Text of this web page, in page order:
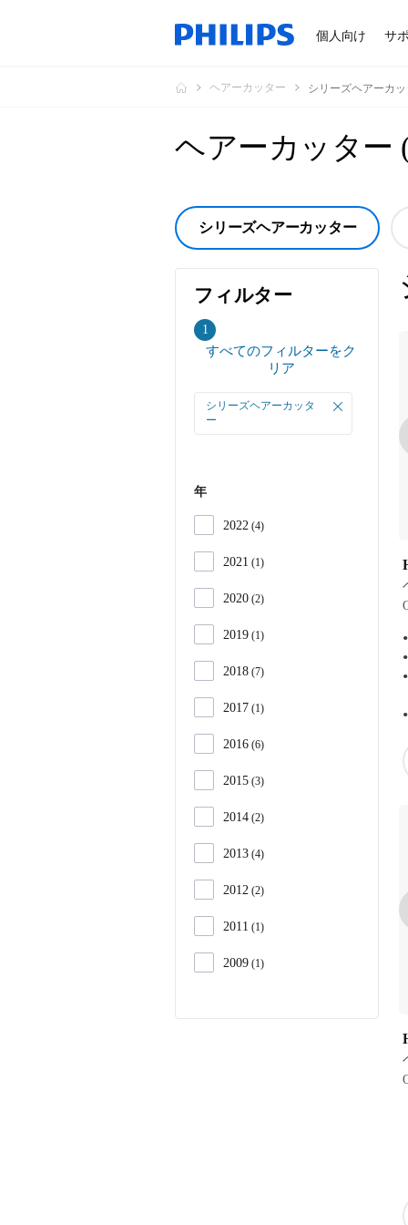
個人向け サ
ヘアーカッター シリーズヘアーカ
ヘアーカッター
シリーズヘアーカッター
フィルター
1
ィ
タ
すべてのフィルターをク
リア
シリーズヘアーカッタ
ー
年
2022 4
2021 1
2020 2
2019 1
2018 7
2017 1
2016 6
2015 3
2014 2
2013 4
2012 2
2011 1
2009 1